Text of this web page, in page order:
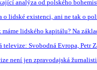
analýza od polského
o lidské existenci, ani ne tak o
lidského kapitálu? Na
televize: Svobodná Evropa, Petr
není jen zpravodajská